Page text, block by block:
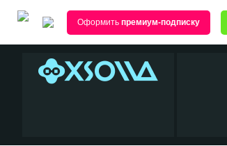
Оформить премиум-подписку